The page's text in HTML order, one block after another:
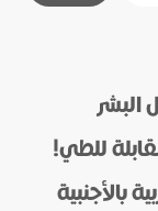
البشر
للطي!
بالأجنبية